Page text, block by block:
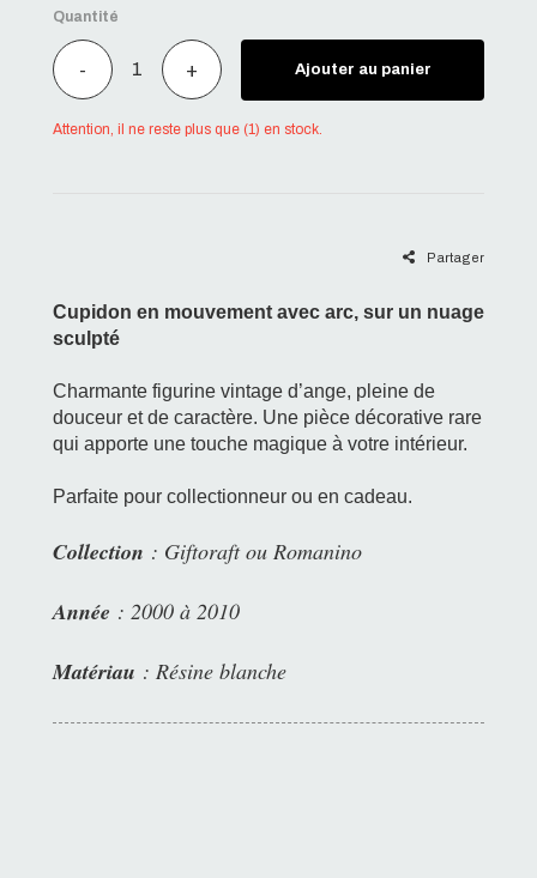
Quantité
- + Ajouter au panier
Attention, il ne reste plus que (1) en stock.
Partager
Cupidon en mouvement avec arc, sur un nuage
sculpté
Charmante figurine vintage d’ange, pleine de
douceur et de caractère. Une pièce décorative rare
qui apporte une touche magique à votre intérieur.
Parfaite pour collectionneur ou en cadeau.
Collection : Giftoraft ou Romanino
Année : 2000 à 2010
Matériau : Résine blanche